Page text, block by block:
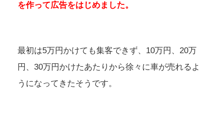
を作って広告をはじめました。
最初は5万円かけても集客できず、10万円、20万
円、30万円かけたあたりから徐々に車が売れるよ
うになってきたそうです。